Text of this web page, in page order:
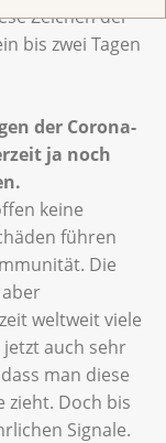
Zeichen der
bis zwei Tagen
der Corona-
ja noch
keine
führen
Die
weltweit viele
auch sehr
man diese
zieht. Doch bis
Signale.